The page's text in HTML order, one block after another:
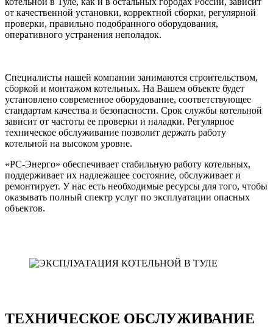
от качественной установки, корректной сборки, регулярной
проверки, правильно подобранного оборудования,
оперативного устранения неполадок.
Специалисты нашей компании занимаются строительством,
сборкой и монтажом котельных. На Вашем объекте будет
установлено современное оборудование, соответствующее
стандартам качества и безопасности. Срок службы котельной
зависит от частоты ее проверки и наладки. Регулярное
техническое обслуживание позволит держать работу
котельной на высоком уровне.
«РС-Энерго» обеспечивает стабильную работу котельных,
поддерживает их надлежащее состояние, обслуживает и
ремонтирует. У нас есть необходимые ресурсы для того, чтобы
оказывать полный спектр услуг по эксплуатации опасных
объектов.
ТЕХНИЧЕСКОЕ ОБСЛУЖИВАНИЕ